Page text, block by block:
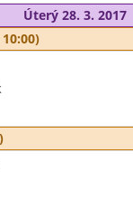
Úterý 28. 3. 2017